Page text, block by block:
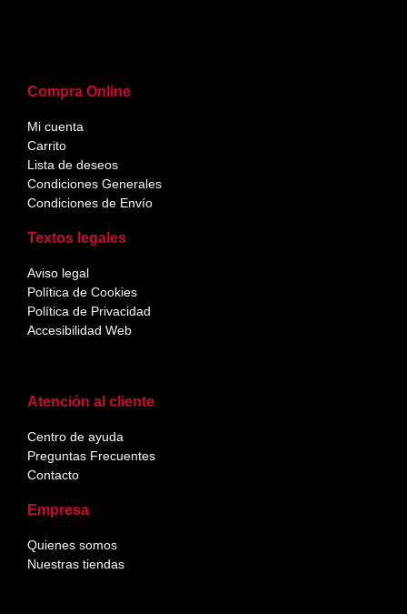
Atención al cliente
Centro de ayuda
Preguntas Frecuentes
Contacto
Empresa
Quienes somos
Nuestras tiendas
Compra Online
Mi cuenta
Carrito
Lista de deseos
Condiciones Generales
Condiciones de Envío
Textos legales
Aviso legal
Política de Cookies
Política de Privacidad
Accesibilidad Web